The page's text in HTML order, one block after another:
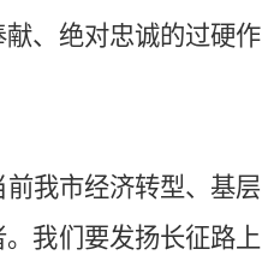
、绝对忠诚的过硬作
我市经济转型、基层
我们要发扬长征路上